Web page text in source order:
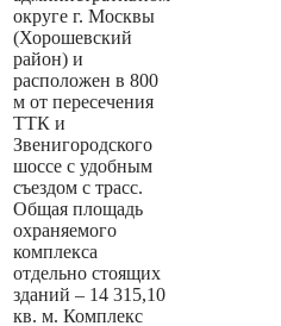
округе г. Москвы
(Хорошевский
район) и
расположен в 800
м от пересечения
ТТК и
Звенигородского
шоссе с удобным
съездом с трасс.
Общая площадь
охраняемого
комплекса
отдельно стоящих
зданий – 14 315,10
кв. м. Комплекс